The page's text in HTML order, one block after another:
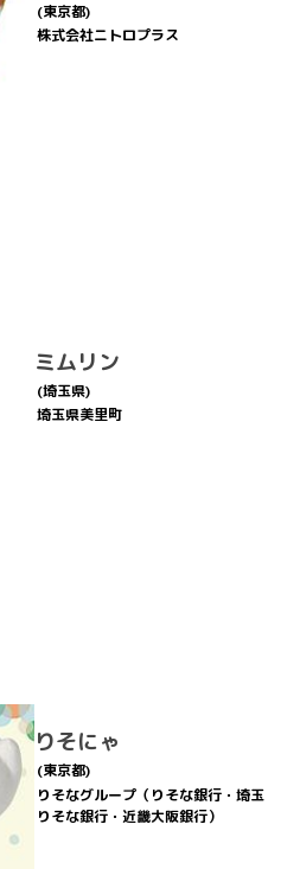
(東京都)
株式会社ニトロプラス
ミムリン
(埼玉県)
埼玉県美里町
りそにゃ
(東京都)
りそなグループ（りそな銀行・埼玉
りそな銀行・近畿大阪銀行）